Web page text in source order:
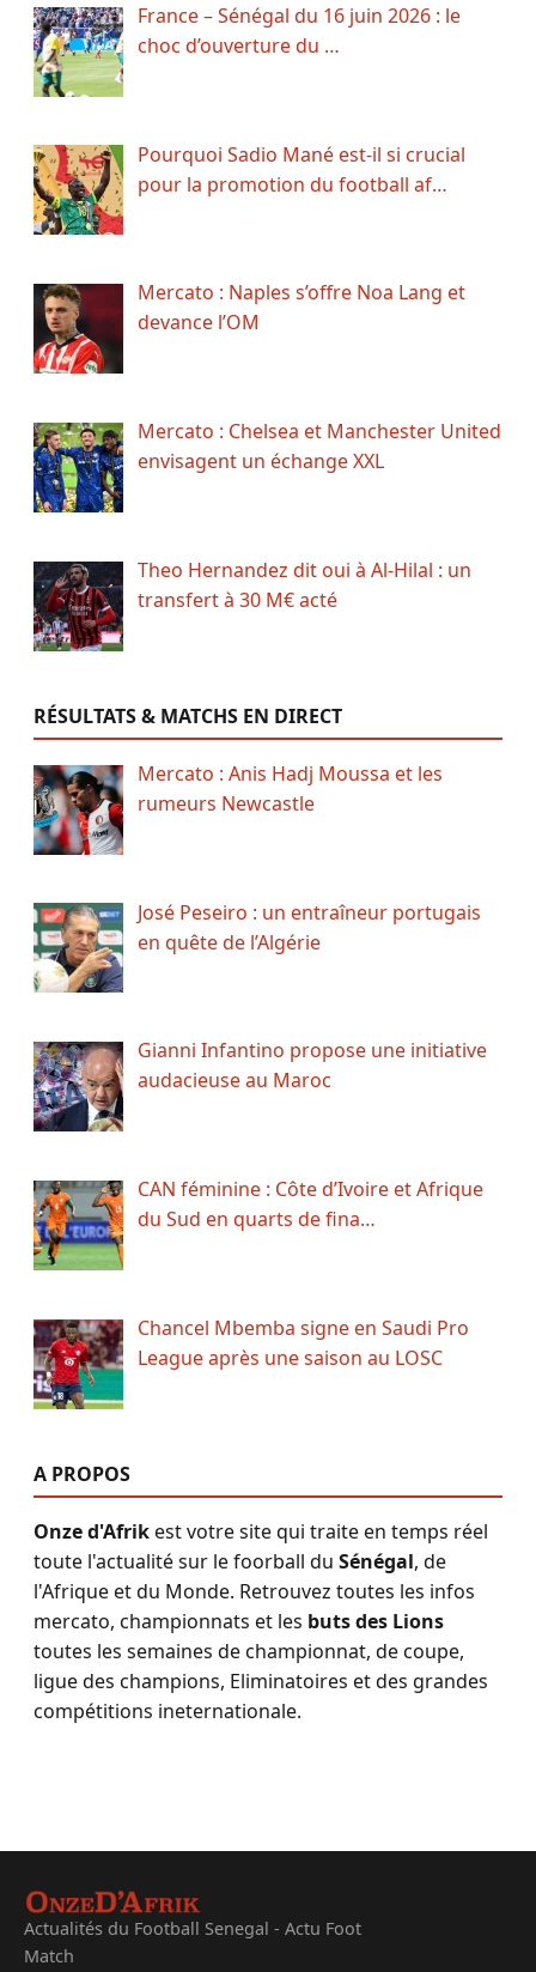
France – Sénégal du 16 juin 2026 : le
choc d’ouverture du …
Pourquoi Sadio Mané est-il si crucial
pour la promotion du football af…
Mercato : Naples s’offre Noa Lang et
devance l’OM
Mercato : Chelsea et Manchester United
envisagent un échange XXL
Theo Hernandez dit oui à Al-Hilal : un
transfert à 30 M€ acté
RÉSULTATS & MATCHS EN DIRECT
Mercato : Anis Hadj Moussa et les
rumeurs Newcastle
José Peseiro : un entraîneur portugais
en quête de l’Algérie
Gianni Infantino propose une initiative
audacieuse au Maroc
CAN féminine : Côte d’Ivoire et Afrique
du Sud en quarts de fina…
Chancel Mbemba signe en Saudi Pro
League après une saison au LOSC
A PROPOS
Onze d'Afrikest votre site qui traite en temps réel
toute l'actualité sur le foorball du Sénégal, de
l'Afrique et du Monde. Retrouvez toutes les infos
mercato, championnats et les buts des Lions
toutes les semaines de championnat, de coupe,
ligue des champions, Eliminatoires et des grandes
compétitions ineternationale.
Actualités du Football Senegal - Actu Foot
Match